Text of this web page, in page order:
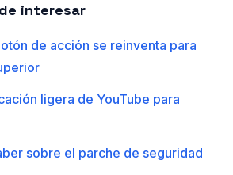
interesar
de acción se reinventa para
ligera de YouTube para
sobre el parche de seguridad